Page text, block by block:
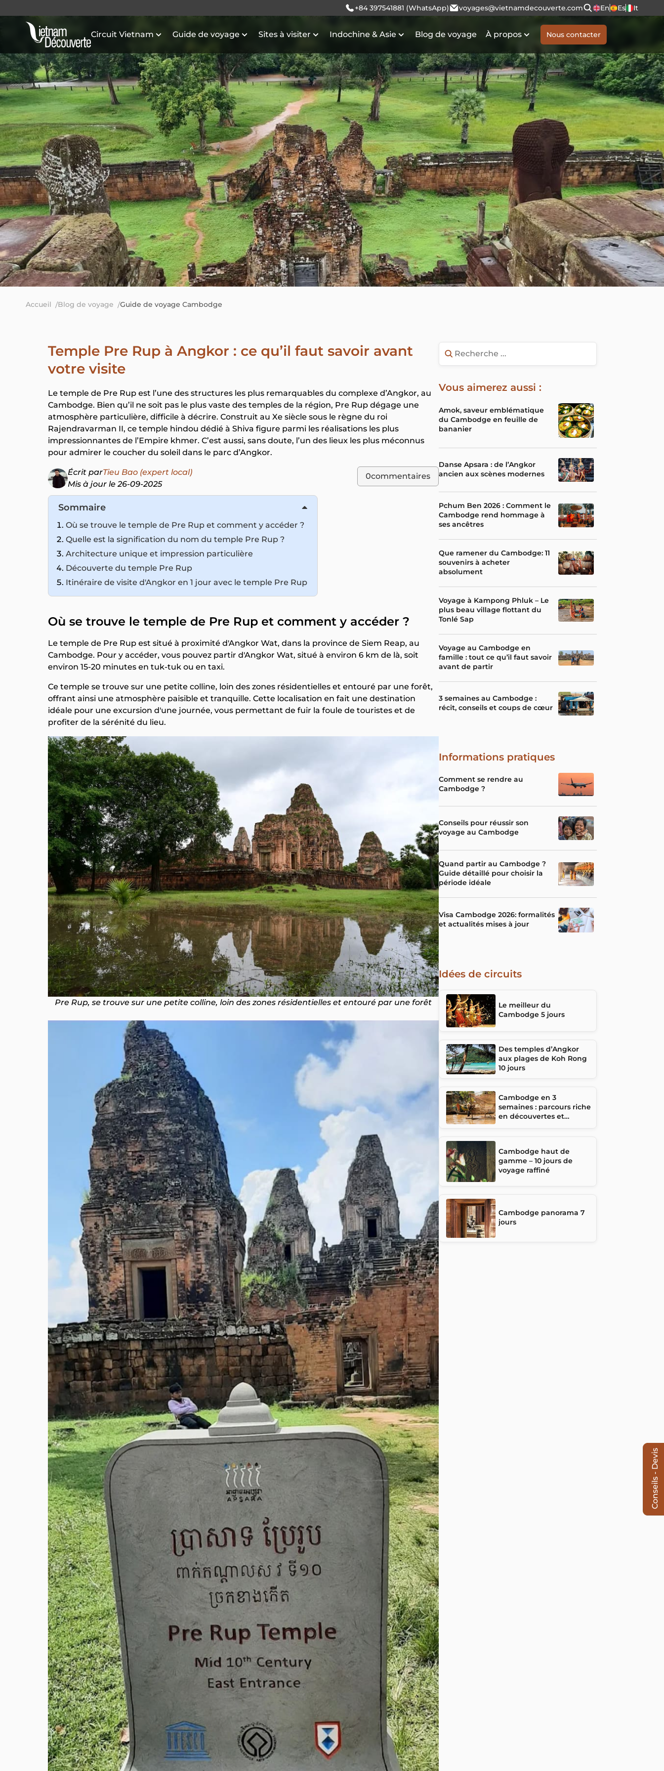
+84 397541881 (WhatsApp) voyages@vietnamdecouverte.com En Es It
Circuit Vietnam Guide de voyage Sites à visiter Indochine & Asie Blog de voyage À propos Nous contacter
Accueil Blog de voyage Guide de voyage Cambodge
Temple Pre Rup à Angkor : ce qu’il faut savoir avant
votre visite
Le temple de Pre Rup est l’une des structures les plus remarquables du complexe d’Angkor, au
Cambodge. Bien qu’il ne soit pas le plus vaste des temples de la région, Pre Rup dégage une
atmosphère particulière, difficile à décrire. Construit au Xe siècle sous le règne du roi
Rajendravarman II, ce temple hindou dédié à Shiva figure parmi les réalisations les plus
impressionnantes de l’Empire khmer. C’est aussi, sans doute, l’un des lieux les plus méconnus
pour admirer le coucher du soleil dans le parc d’Angkor.
Écrit parTieu Bao (expert local)
Mis à jour le 26-09-2025
0commentaires
Sommaire
Où se trouve le temple de Pre Rup et comment y accéder ?
Quelle est la signification du nom du temple Pre Rup ?
Architecture unique et impression particulière
Découverte du temple Pre Rup
Itinéraire de visite d'Angkor en 1 jour avec le temple Pre Rup
Où se trouve le temple de Pre Rup et comment y accéder ?
Le temple de Pre Rup est situé à proximité d'Angkor Wat, dans la province de Siem Reap, au
Cambodge. Pour y accéder, vous pouvez partir d'Angkor Wat, situé à environ 6 km de là, soit
environ 15-20 minutes en tuk-tuk ou en taxi.
Ce temple se trouve sur une petite colline, loin des zones résidentielles et entouré par une forêt,
offrant ainsi une atmosphère paisible et tranquille. Cette localisation en fait une destination
idéale pour une excursion d'une journée, vous permettant de fuir la foule de touristes et de
profiter de la sérénité du lieu.
Pre Rup, se trouve sur une petite colline, loin des zones résidentielles et entouré par une forêt
Vous aimerez aussi :
Amok, saveur emblématique
du Cambodge en feuille de
bananier
Danse Apsara : de l’Angkor
ancien aux scènes modernes
Pchum Ben 2026 : Comment le
Cambodge rend hommage à
ses ancêtres
Que ramener du Cambodge: 11
souvenirs à acheter
absolument
Voyage à Kampong Phluk – Le
plus beau village flottant du
Tonlé Sap
Voyage au Cambodge en
famille : tout ce qu’il faut savoir
avant de partir
3 semaines au Cambodge :
récit, conseils et coups de cœur
Informations pratiques
Comment se rendre au
Cambodge ?
Conseils pour réussir son
voyage au Cambodge
Quand partir au Cambodge ?
Guide détaillé pour choisir la
période idéale
Visa Cambodge 2026: formalités
et actualités mises à jour
Idées de circuits
Le meilleur du
Cambodge 5 jours
Des temples d’Angkor
aux plages de Koh Rong
10 jours
Cambodge en 3
semaines : parcours riche
en découvertes et
Cambodge haut de
gamme – 10 jours de
voyage raffiné
Cambodge panorama 7
jours
Conseils - Devis